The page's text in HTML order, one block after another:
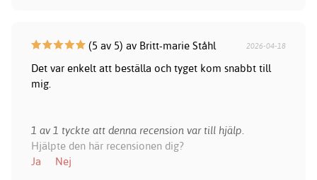
(5 av 5) av Britt-marie Ståhl 2026-04-18
Det var enkelt att beställa och tyget kom snabbt till
mig.
1 av 1 tyckte att denna recension var till hjälp.
Hjälpte den här recensionen dig?
Ja
Nej